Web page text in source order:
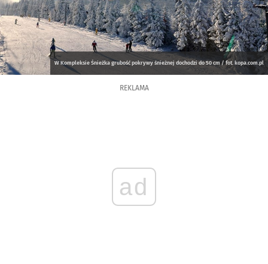
W Kompleksie Śnieżka grubość pokrywy śnieżnej dochodzi do 50 cm / fot. kopa.com.pl
REKLAMA
ad